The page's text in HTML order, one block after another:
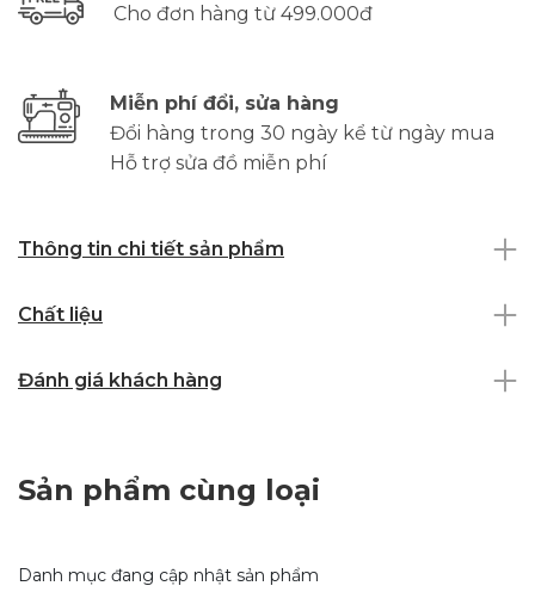
Cho đơn hàng từ 499.000đ
Miễn phí đổi, sửa hàng
Đổi hàng trong 30 ngày kể từ ngày mua
Hỗ trợ sửa đồ miễn phí
Thông tin chi tiết sản phẩm
Chất liệu
Đánh giá khách hàng
Sản phẩm cùng loại
Danh mục đang cập nhật sản phẩm